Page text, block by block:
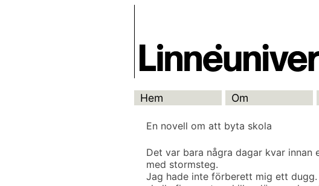
Hem Om
En novell om att byta skola
Det var bara några dagar kvar innan
med stormsteg.
Jag hade inte förberett mig ett